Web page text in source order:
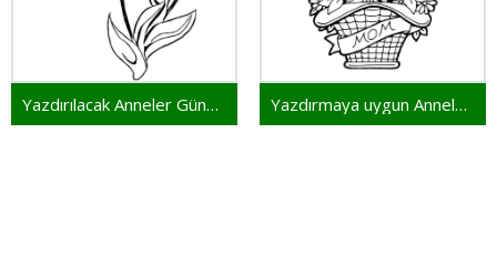
Yazdırılacak Anneler Günü resmi Yazdırmaya uygun Anneler Günü görseli